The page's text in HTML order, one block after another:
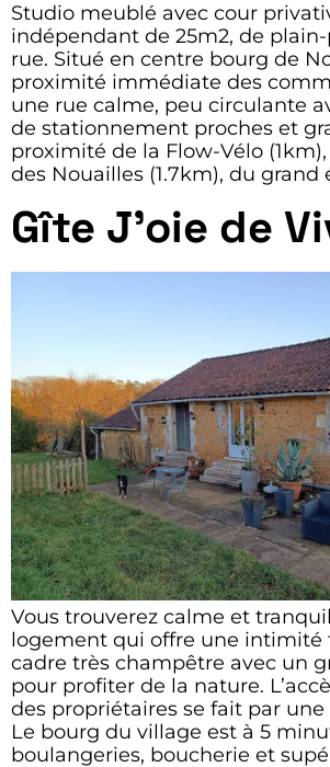
Studio meublé avec cour
indépendant de 25m2, de
rue. Situé en centre bourg de
proximité immédiate des
une rue calme, peu circulante
de stationnement proches et
proximité de la Flow-Vélo
des Nouailles (1.7km), du grand
Gîte J’oie de
Vous trouverez calme et
logement qui offre une intimité
cadre très champêtre avec un
pour profiter de la nature.
des propriétaires se fait par
Le bourg du village est à 5
boulangeries, boucherie et